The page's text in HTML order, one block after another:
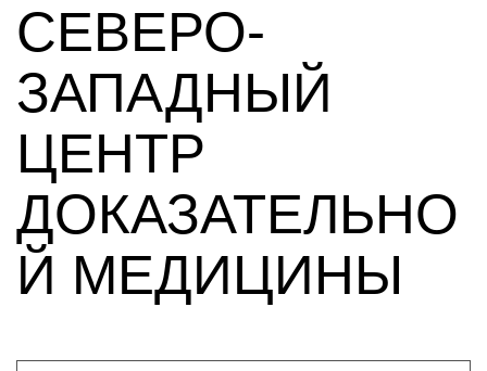
СЕВЕРО-
ЗАПАДНЫЙ
ЦЕНТР
ДОКАЗАТЕЛЬНО
Й МЕДИЦИНЫ